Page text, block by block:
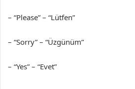
– “Please” – “Lütfen”
– “Sorry” – “Üzgünüm”
– “Yes” – “Evet”